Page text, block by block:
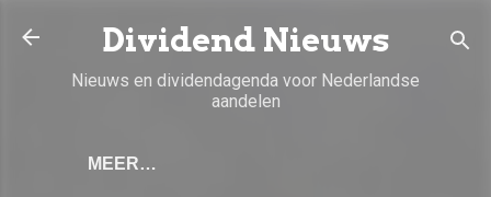
Doorgaan naar hoofdcontent
Dividend Nieuws
Nieuws en dividendagenda voor Nederlandse
aandelen
MEER…